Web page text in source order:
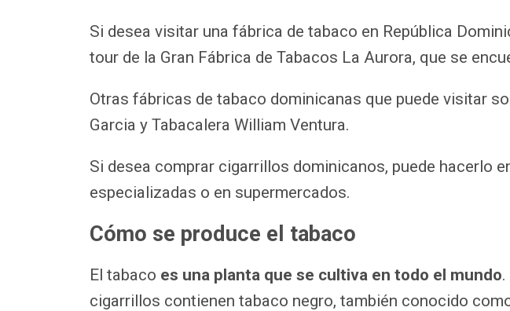
Si desea visitar una fábrica de tabaco en República
tour de la Gran Fábrica de Tabacos La Aurora, que se
Otras fábricas de tabaco dominicanas que puede visitar
Garcia y Tabacalera William Ventura.
Si desea comprar cigarrillos dominicanos, puede hacerlo
especializadas o en supermercados.
Cómo se produce el tabaco
El tabaco es una planta que se cultiva en todo el mundo
cigarrillos contienen tabaco negro, también conocido